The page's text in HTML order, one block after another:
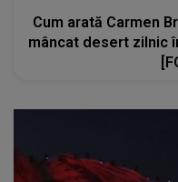
Cum arată Carmen
mâncat desert zilnic